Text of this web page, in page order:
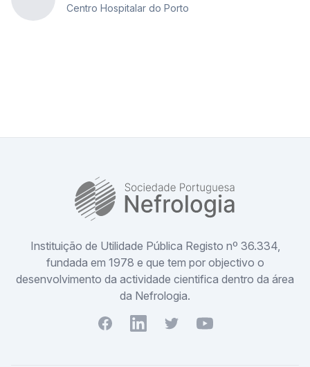
Centro Hospitalar do Porto
Instituição de Utilidade Pública Registo nº 36.334,
fundada em 1978 e que tem por objectivo o
desenvolvimento da actividade cientifica dentro da área
da Nefrologia.
FacebookYoutubeTwitterYoutube